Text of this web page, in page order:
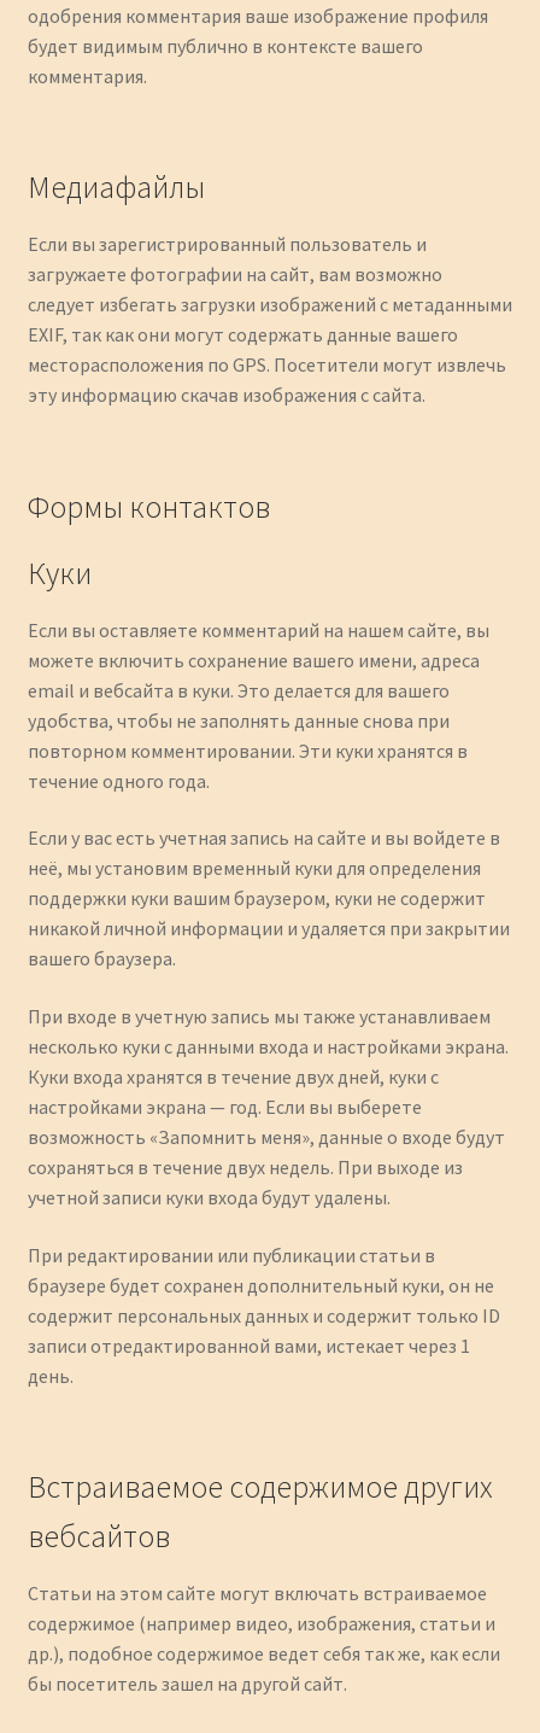
одобрения комментария ваше изображение профиля
будет видимым публично в контексте вашего
комментария.
Медиафайлы
Если вы зарегистрированный пользователь и
загружаете фотографии на сайт, вам возможно
следует избегать загрузки изображений с метаданными
EXIF, так как они могут содержать данные вашего
месторасположения по GPS. Посетители могут извлечь
эту информацию скачав изображения с сайта.
Формы контактов
Куки
Если вы оставляете комментарий на нашем сайте, вы
можете включить сохранение вашего имени, адреса
email и вебсайта в куки. Это делается для вашего
удобства, чтобы не заполнять данные снова при
повторном комментировании. Эти куки хранятся в
течение одного года.
Если у вас есть учетная запись на сайте и вы войдете в
неё, мы установим временный куки для определения
поддержки куки вашим браузером, куки не содержит
никакой личной информации и удаляется при закрытии
вашего браузера.
При входе в учетную запись мы также устанавливаем
несколько куки с данными входа и настройками экрана.
Куки входа хранятся в течение двух дней, куки с
настройками экрана — год. Если вы выберете
возможность «Запомнить меня», данные о входе будут
сохраняться в течение двух недель. При выходе из
учетной записи куки входа будут удалены.
При редактировании или публикации статьи в
браузере будет сохранен дополнительный куки, он не
содержит персональных данных и содержит только ID
записи отредактированной вами, истекает через 1
день.
Встраиваемое содержимое других
вебсайтов
Статьи на этом сайте могут включать встраиваемое
содержимое (например видео, изображения, статьи и
др.), подобное содержимое ведет себя так же, как если
бы посетитель зашел на другой сайт.